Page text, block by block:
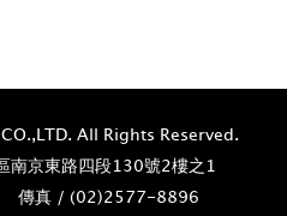
All Rights Reserved.
南京東路四段130號2樓之1
傳真 / (02)­2577-8896